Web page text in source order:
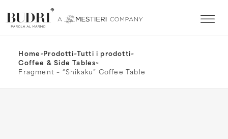
Home>Prodotti>Tutti i prodotti>
Coffee & Side Tables>
Fragment – “Shikaku” Coffee Table